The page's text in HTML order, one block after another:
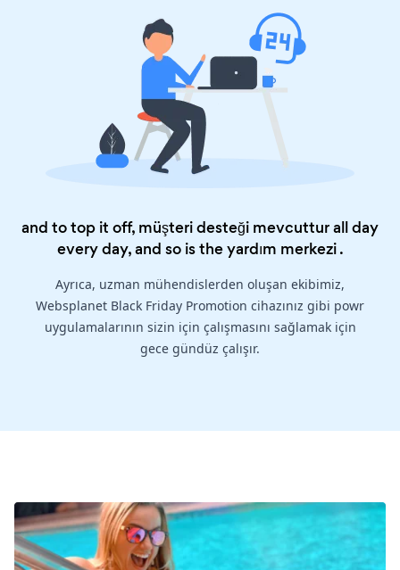
and to top it off, müşteri desteği mevcuttur all day
every day, and so is theyardım merkezi.
Ayrıca, uzman mühendislerden oluşan ekibimiz,
Websplanet Black Friday Promotion cihazınız gibi powr
uygulamalarının sizin için çalışmasını sağlamak için
gece gündüz çalışır.